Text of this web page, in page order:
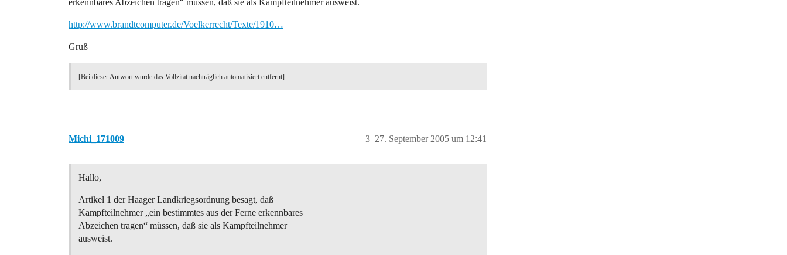
erkennbares Abzeichen tragen“ müssen, daß sie als Kampfteilnehmer ausweist.
http://www.brandtcomputer.de/Voelkerrecht/Texte/1910…
Gruß
[Bei dieser Antwort wurde das Vollzitat nachträglich automatisiert entfernt]
Michi_171009 27. September 2005 um 12:41
3
Hallo,
Artikel 1 der Haager Landkriegsordnung besagt, daß
Kampfteilnehmer „ein bestimmtes aus der Ferne erkennbares
Abzeichen tragen“ müssen, daß sie als Kampfteilnehmer
ausweist.